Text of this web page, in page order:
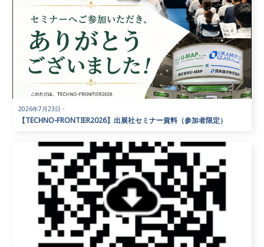
2026年7月23日 ・
【TECHNO-FRONTIER2026】出展社セミナー資料（参加者限定）